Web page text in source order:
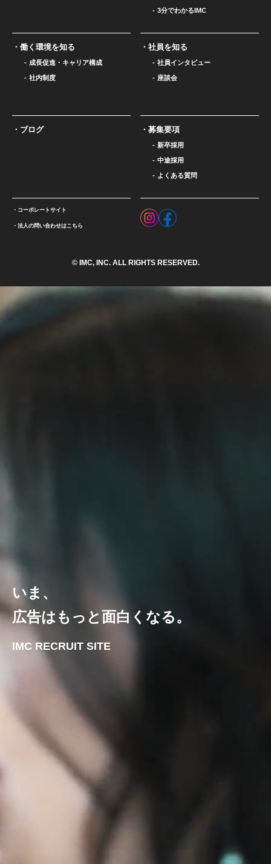
3分でわかるIMC
働く環境を知る
成長促進・キャリア構成
社内制度
社員を知る
社員インタビュー
座談会
ブログ 募集要項
新卒採用
中途採用
よくある質問
コーポレートサイト
法人の問い合わせはこちら
© IMC, INC. ALL RIGHTS RESERVED.
いま、
広告はもっと面白くなる。
IMC RECRUIT SITE